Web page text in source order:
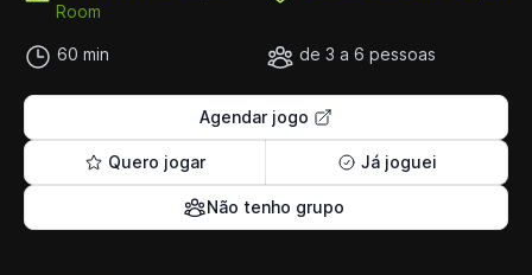
Room
60 min de 3 a 6 pessoas
Agendar jogo
Quero jogar Já joguei
Não tenho grupo